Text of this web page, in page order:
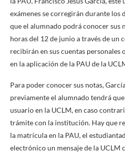
exámenes se corregirán durante los
que el alumnado podrá conocer sus
horas del 12 de junio a través de un
recibirán en sus cuentas
en la aplicación de la PAU de la
Para poder conocer sus notas,
previamente el alumnado tendrá
usuario en la UCLM, en caso
trámite con la institución. Hay que
la matrícula en la PAU, el
electrónico un mensaje de la UCLM